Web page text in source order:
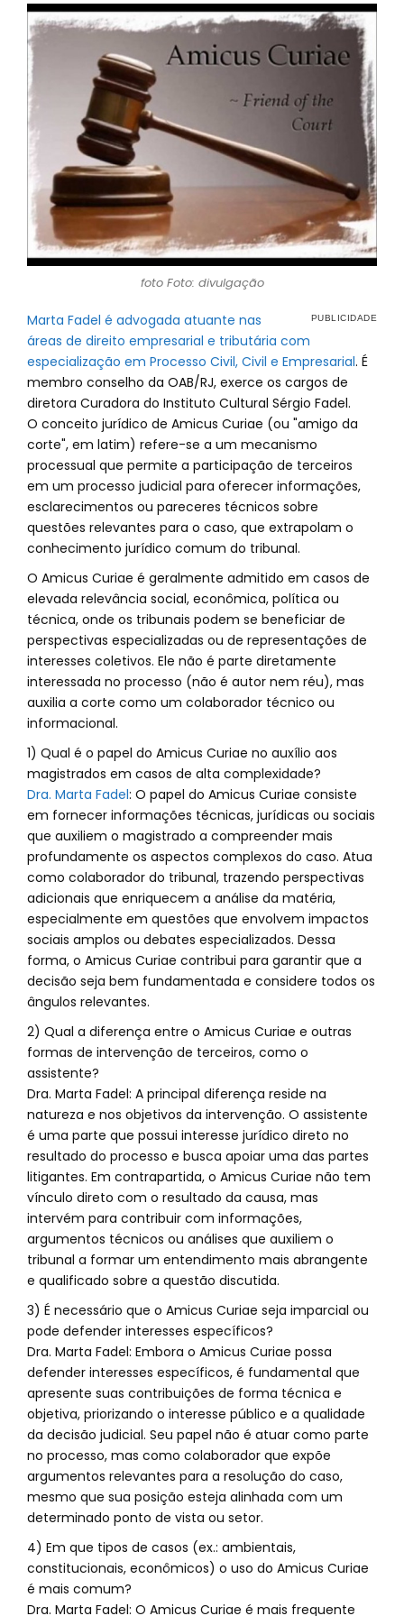
foto Foto: divulgação
Marta Fadel é advogada atuante nas
áreas de direito empresarial e tributária com
especialização em Processo Civil, Civil e Empresarial. É
membro conselho da OAB/RJ, exerce os cargos de
diretora Curadora do Instituto Cultural Sérgio Fadel.
O conceito jurídico de Amicus Curiae (ou "amigo da
corte", em latim) refere-se a um mecanismo
processual que permite a participação de terceiros
em um processo judicial para oferecer informações,
esclarecimentos ou pareceres técnicos sobre
questões relevantes para o caso, que extrapolam o
conhecimento jurídico comum do tribunal.
O Amicus Curiae é geralmente admitido em casos de
elevada relevância social, econômica, política ou
técnica, onde os tribunais podem se beneficiar de
perspectivas especializadas ou de representações de
interesses coletivos. Ele não é parte diretamente
interessada no processo (não é autor nem réu), mas
auxilia a corte como um colaborador técnico ou
informacional.
1) Qual é o papel do Amicus Curiae no auxílio aos
magistrados em casos de alta complexidade?
Dra. Marta Fadel: O papel do Amicus Curiae consiste
em fornecer informações técnicas, jurídicas ou sociais
que auxiliem o magistrado a compreender mais
profundamente os aspectos complexos do caso. Atua
como colaborador do tribunal, trazendo perspectivas
adicionais que enriquecem a análise da matéria,
especialmente em questões que envolvem impactos
sociais amplos ou debates especializados. Dessa
forma, o Amicus Curiae contribui para garantir que a
decisão seja bem fundamentada e considere todos os
ângulos relevantes.
2) Qual a diferença entre o Amicus Curiae e outras
formas de intervenção de terceiros, como o
assistente?
Dra. Marta Fadel: A principal diferença reside na
natureza e nos objetivos da intervenção. O assistente
é uma parte que possui interesse jurídico direto no
resultado do processo e busca apoiar uma das partes
litigantes. Em contrapartida, o Amicus Curiae não tem
vínculo direto com o resultado da causa, mas
intervém para contribuir com informações,
argumentos técnicos ou análises que auxiliem o
tribunal a formar um entendimento mais abrangente
e qualificado sobre a questão discutida.
3) É necessário que o Amicus Curiae seja imparcial ou
pode defender interesses específicos?
Dra. Marta Fadel: Embora o Amicus Curiae possa
defender interesses específicos, é fundamental que
apresente suas contribuições de forma técnica e
objetiva, priorizando o interesse público e a qualidade
da decisão judicial. Seu papel não é atuar como parte
no processo, mas como colaborador que expõe
argumentos relevantes para a resolução do caso,
mesmo que sua posição esteja alinhada com um
determinado ponto de vista ou setor.
4) Em que tipos de casos (ex.: ambientais,
constitucionais, econômicos) o uso do Amicus Curiae
é mais comum?
Dra. Marta Fadel: O Amicus Curiae é mais frequente